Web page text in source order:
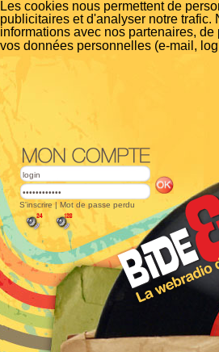
Les cookies nous permettent de
publicitaires et d'analyser notre
informations avec nos partenaires,
vos données personnelles (e-mail,
S'inscrire | Mot de passe perdu